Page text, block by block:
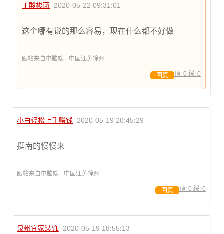
丁酸梭菌 2020-05-22 09:31:01
这个哪有说的那么容易，现在什么都不好做
跟帖来自电脑端 · 中国江苏徐州
顶: 0 踩: 0
回复
小白轻松上手赚钱 2020-05-19 20:45:29
挺南的慢慢来
跟帖来自电脑端 · 中国江苏徐州
顶: 0 踩: 0
回复
泉州宜家装饰 2020-05-19 18:55:13